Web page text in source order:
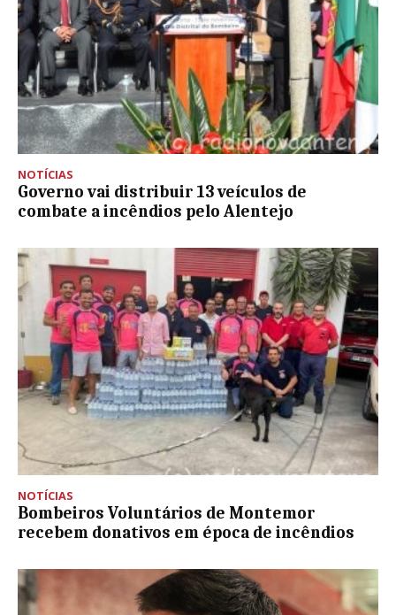
NOTÍCIAS
Governo vai distribuir 13 veículos de
combate a incêndios pelo Alentejo
NOTÍCIAS
Bombeiros Voluntários de Montemor
recebem donativos em época de incêndios